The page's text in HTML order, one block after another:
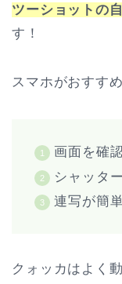
ツーショットの
す！
スマホがおすす
画面を確
シャッタ
連写が簡
クォッカはよく